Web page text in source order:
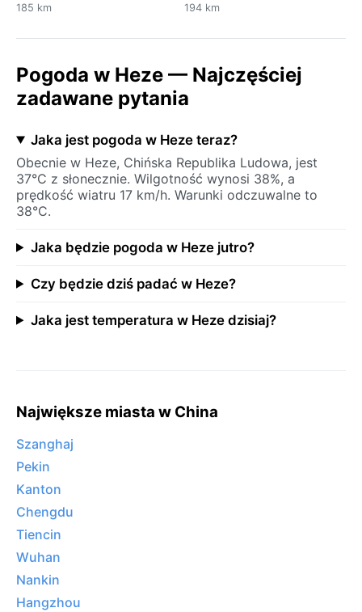
185 km 194 km
Pogoda w Heze — Najczęściej
zadawane pytania
Jaka jest pogoda w Heze teraz?
Obecnie w Heze, Chińska Republika Ludowa, jest
37°C z słonecznie. Wilgotność wynosi 38%, a
prędkość wiatru 17 km/h. Warunki odczuwalne to
38°C.
Jaka będzie pogoda w Heze jutro?
Czy będzie dziś padać w Heze?
Jaka jest temperatura w Heze dzisiaj?
Największe miasta w China
Szanghaj
Pekin
Kanton
Chengdu
Tiencin
Wuhan
Nankin
Hangzhou